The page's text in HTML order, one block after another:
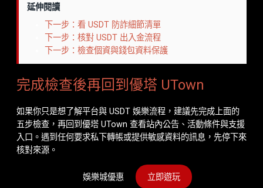
延伸閱讀
下一步：看 USDT 防詐細節清單
下一步：核對 USDT 出入金流程
下一步：檢查個資與錢包資料保護
完成檢查後再回到優塔 UTown
如果你只是想了解平台與 USDT 娛樂流程，建議先完成上面的
五步檢查，再回到優塔 UTown 查看站內公告、活動條件與支援
入口。遇到任何要求私下轉帳或提供敏感資料的訊息，先停下來
核對來源。
娛樂城優惠 立即遊玩